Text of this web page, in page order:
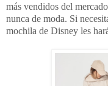
más vendidos del
nunca de moda. Si
mochila de Disney les